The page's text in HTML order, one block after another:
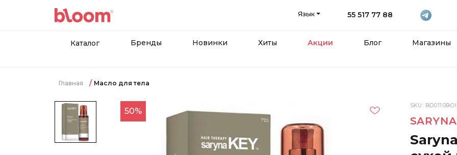
Язык 55 517 77 88
Каталог Бренды Новинки Хиты Акции Блог Магазины
Главная Масло для тела
50%
SKU: BD0110BOI